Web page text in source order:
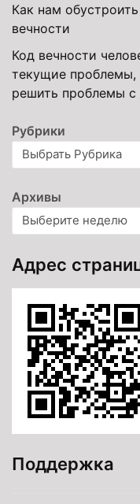
Как нам
вечности
Код вечности
текущие проблемы,
решить проблемы с
Рубрики
Архивы
Адрес
Поддержка